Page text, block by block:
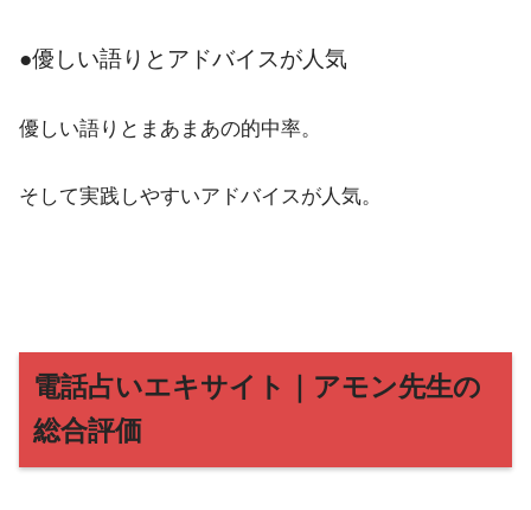
●優しい語りとアドバイスが人気
優しい語りとまあまあの的中率。
そして実践しやすいアドバイスが人気。
電話占いエキサイト｜アモン先生の
総合評価